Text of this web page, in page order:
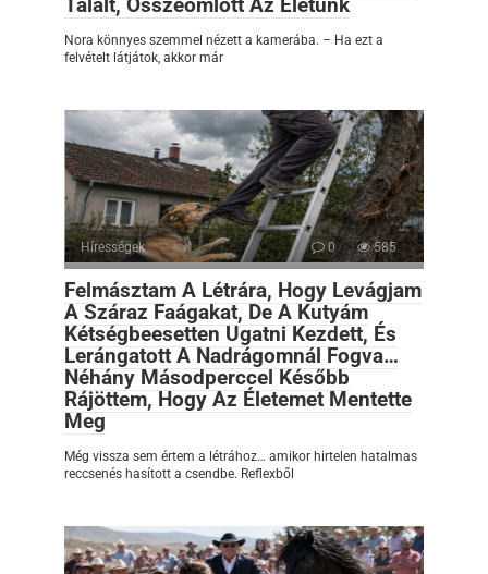
Talált, Összeomlott Az Életünk
Nora könnyes szemmel nézett a kamerába. – Ha ezt a
felvételt látjátok, akkor már
Hírességek 0 585
Felmásztam A Létrára, Hogy Levágjam
A Száraz Faágakat, De A Kutyám
Kétségbeesetten Ugatni Kezdett, És
Lerángatott A Nadrágomnál Fogva…
Néhány Másodperccel Később
Rájöttem, Hogy Az Életemet Mentette
Meg
Még vissza sem értem a létrához… amikor hirtelen hatalmas
reccsenés hasított a csendbe. Reflexből